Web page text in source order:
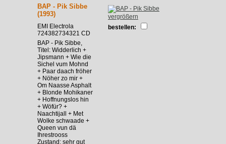
BAP - Pik Sibbe
(1993)
EMI Electrola
724382734321 CD
BAP - Pik Sibbe,
Titel: Widderlich +
Jipsmann + Wie die
Sichel vum Mohnd
+ Paar daach fröher
+ Nöher zo mir +
Om Naasse Asphalt
+ Blonde Mohikaner
+ Hoffnungslos hin
+ Wöfür? +
Naachtijall + Met
Wolke schwaade +
Queen vun dä
Ihrestrooss
Zustand: sehr gut
vergrößern
bestellen: